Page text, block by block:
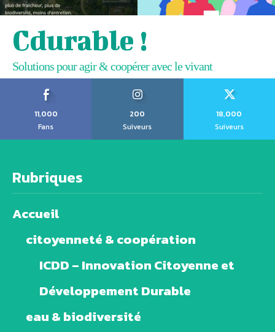
Cdurable !
Solutions pour agir & coopérer avec le vivant
11,000
Fans
200
Suiveurs
18,000
Suiveurs
Rubriques
Accueil
citoyenneté & coopération
ICDD – Innovation Citoyenne et
Développement Durable
eau & biodiversité